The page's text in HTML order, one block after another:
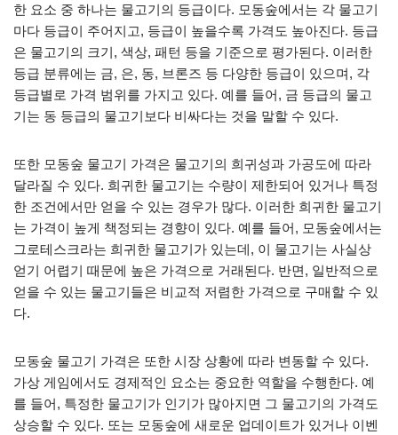
한 요소 중 하나는 물고기의 등급이다. 모동숲에서는 각 물고기
마다 등급이 주어지고, 등급이 높을수록 가격도 높아진다. 등급
은 물고기의 크기, 색상, 패턴 등을 기준으로 평가된다. 이러한
등급 분류에는 금, 은, 동, 브론즈 등 다양한 등급이 있으며, 각
등급별로 가격 범위를 가지고 있다. 예를 들어, 금 등급의 물고
기는 동 등급의 물고기보다 비싸다는 것을 말할 수 있다.
또한 모동숲 물고기 가격은 물고기의 희귀성과 가공도에 따라
달라질 수 있다. 희귀한 물고기는 수량이 제한되어 있거나 특정
한 조건에서만 얻을 수 있는 경우가 많다. 이러한 희귀한 물고기
는 가격이 높게 책정되는 경향이 있다. 예를 들어, 모동숲에서는
그로테스크라는 희귀한 물고기가 있는데, 이 물고기는 사실상
얻기 어렵기 때문에 높은 가격으로 거래된다. 반면, 일반적으로
얻을 수 있는 물고기들은 비교적 저렴한 가격으로 구매할 수 있
다.
모동숲 물고기 가격은 또한 시장 상황에 따라 변동할 수 있다.
가상 게임에서도 경제적인 요소는 중요한 역할을 수행한다. 예
를 들어, 특정한 물고기가 인기가 많아지면 그 물고기의 가격도
상승할 수 있다. 또는 모동숲에 새로운 업데이트가 있거나 이벤